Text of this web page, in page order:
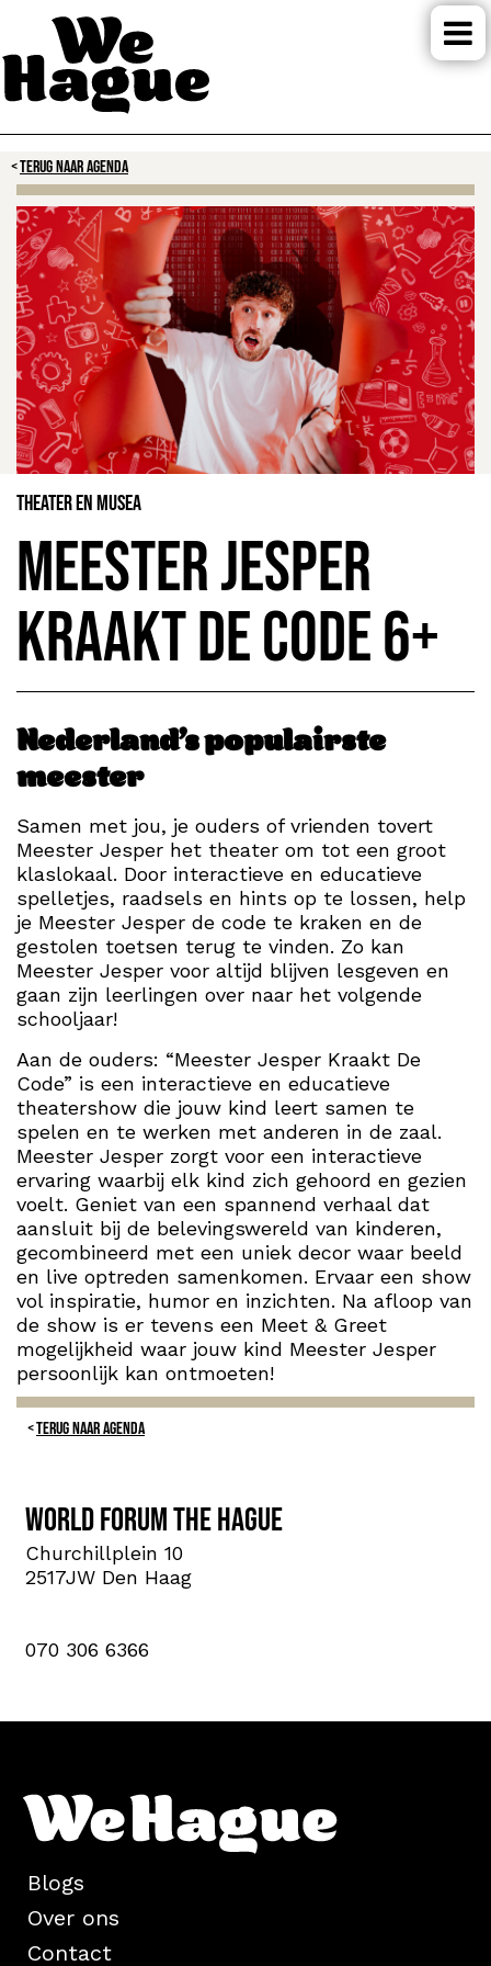
TERUG NAAR AGENDA
Theater en Musea
Meester Jesper
Kraakt De Code 6+
Nederland’s populairste
meester
Samen met jou, je ouders of vrienden tovert
Meester Jesper het theater om tot een groot
klaslokaal. Door interactieve en educatieve
spelletjes, raadsels en hints op te lossen, help
je Meester Jesper de code te kraken en de
gestolen toetsen terug te vinden. Zo kan
Meester Jesper voor altijd blijven lesgeven en
gaan zijn leerlingen over naar het volgende
schooljaar!
Aan de ouders: “Meester Jesper Kraakt De
Code” is een interactieve en educatieve
theatershow die jouw kind leert samen te
spelen en te werken met anderen in de zaal.
Meester Jesper zorgt voor een interactieve
ervaring waarbij elk kind zich gehoord en gezien
voelt. Geniet van een spannend verhaal dat
aansluit bij de belevingswereld van kinderen,
gecombineerd met een uniek decor waar beeld
en live optreden samenkomen. Ervaar een show
vol inspiratie, humor en inzichten. Na afloop van
de show is er tevens een Meet & Greet
mogelijkheid waar jouw kind Meester Jesper
persoonlijk kan ontmoeten!
TERUG NAAR AGENDA
World Forum The Hague
Churchillplein 10
2517JW Den Haag
070 306 6366
Blogs
Over ons
Contact